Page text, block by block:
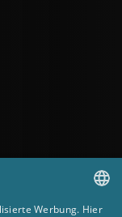
Werbung. Hier